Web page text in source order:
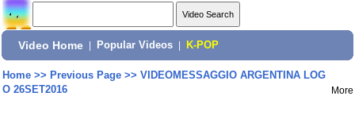
Video Home Popular Videos K-POP
Home>> Previous Page>> VIDEOMESSAGGIO ARGENTINA LOG
O 26SET2016
More